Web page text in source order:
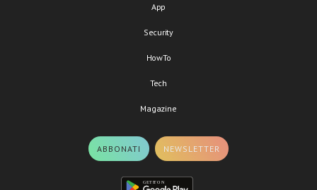
App
Security
HowTo
Tech
Magazine
ABBONATI NEWSLETTER